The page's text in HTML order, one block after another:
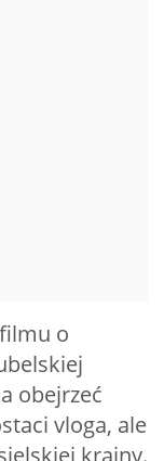
o
obejrzeć
vloga, ale